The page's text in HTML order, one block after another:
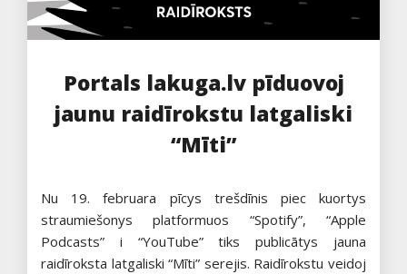
Portals lakuga.lv pīduovoj
jaunu raidīrokstu latgaliski
“Mīti”
Nu 19. februara pīcys trešdīnis piec kuortys
straumiešonys platformuos “Spotify”, “Apple
Podcasts” i “YouTube” tiks publicātys jauna
raidīroksta latgaliski “Mīti” serejis. Raidīrokstu veidoj